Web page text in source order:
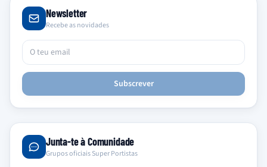
Newsletter
Recebe as novidades
Subscrever
Junta-te à Comunidade
Grupos oficiais Super Portistas